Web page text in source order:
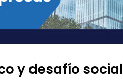
y desafío social